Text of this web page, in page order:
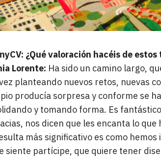
¿Qué valoración hacéis de estos
Lorente: Ha sido un camino largo,
planteando nuevos retos, nuevas
producía sorpresa y conforme se
y tomando forma. Es
nos dicen que les encanta lo
más significativo es como
siente partícipe, que quiere tener